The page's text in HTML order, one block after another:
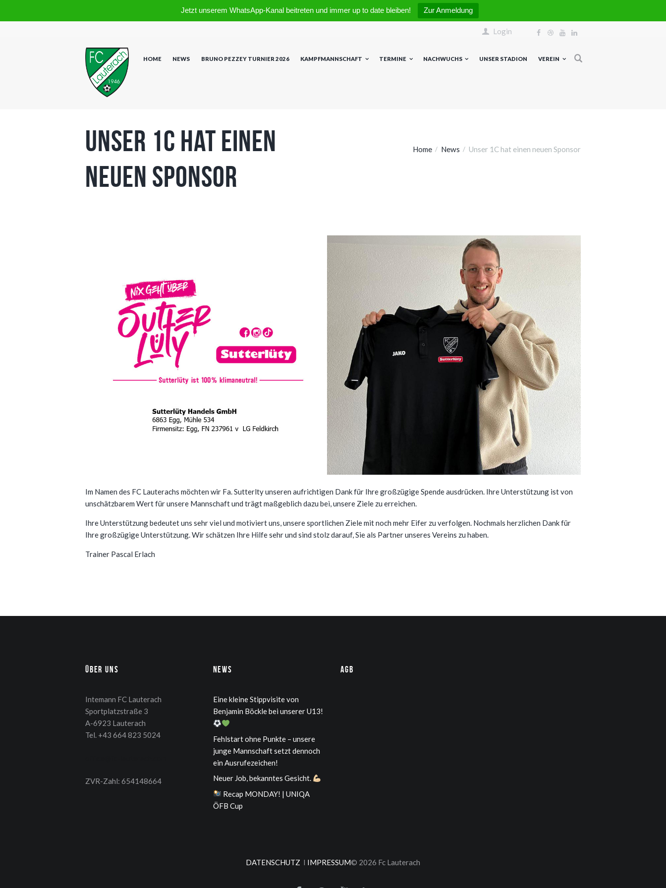
Jetzt unserem WhatsApp-Kanal beitreten und immer up to date bleiben! Zur Anmeldung
Login
HOME NEWS BRUNO PEZZEY TURNIER 2026 KAMPFMANNSCHAFT TERMINE NACHWUCHS UNSER STADION VEREIN
Unser 1C hat einen
neuen Sponsor
Home News Unser 1C hat einen neuen Sponsor
Im Namen des FC Lauterachs möchten wir Fa. Sutterlty unseren aufrichtigen Dank für Ihre großzügige Spende ausdrücken. Ihre Unterstützung ist von
unschätzbarem Wert für unsere Mannschaft und trägt maßgeblich dazu bei, unsere Ziele zu erreichen.
Ihre Unterstützung bedeutet uns sehr viel und motiviert uns, unsere sportlichen Ziele mit noch mehr Eifer zu verfolgen. Nochmals herzlichen Dank für
Ihre großzügige Unterstützung. Wir schätzen Ihre Hilfe sehr und sind stolz darauf, Sie als Partner unseres Vereins zu haben.
Trainer Pascal Erlach
Über uns
Intemann FC Lauterach
Sportplatzstraße 3
A-6923 Lauterach
Tel. +43 664 823 5024
ZVR-Zahl: 654148664
News
Eine kleine Stippvisite von
Benjamin Böckle bei unserer U13!
Fehlstart ohne Punkte – unsere
junge Mannschaft setzt dennoch
ein Ausrufezeichen!
Neuer Job, bekanntes Gesicht.
Recap MONDAY! | UNIQA
ÖFB Cup
AGB
DATENSCHUTZ I IMPRESSUM© 2026 Fc Lauterach